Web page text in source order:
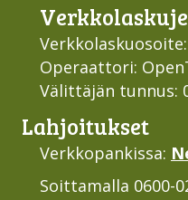
Operaattori:
Välittäjän tunnus:
Lahjoi­tukset
Verkkopankissa:
Soittamalla 0600-